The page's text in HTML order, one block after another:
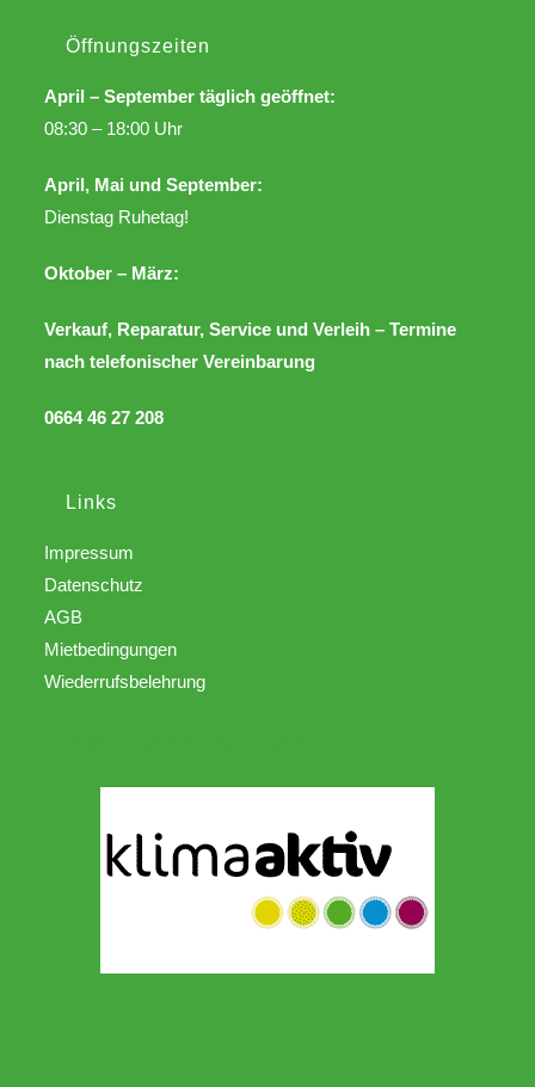
Öffnungszeiten
April – September täglich geöffnet:
08:30 – 18:00 Uhr
April, Mai und September:
Dienstag Ruhetag!
Oktober – März:
Verkauf, Reparatur, Service und Verleih – Termine
nach telefonischer Vereinbarung
0664 46 27 208
Links
Impressum
Datenschutz
AGB
Mietbedingungen
Wiederrufsbelehrung